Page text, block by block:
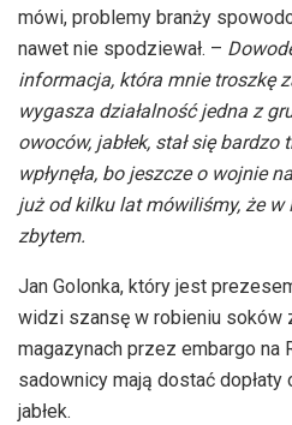
mówi, problemy branży
nawet nie spodziewał. –
informacja, która mnie troszkę
wygasza działalność jedna z
owoców, jabłek, stał się
wpłynęła, bo jeszcze o wojnie
już od kilku lat mówiliśmy, że w
zbytem.
Jan Golonka, który jest
widzi szansę w robieniu soków
magazynach przez embargo na
sadownicy mają dostać
jabłek.